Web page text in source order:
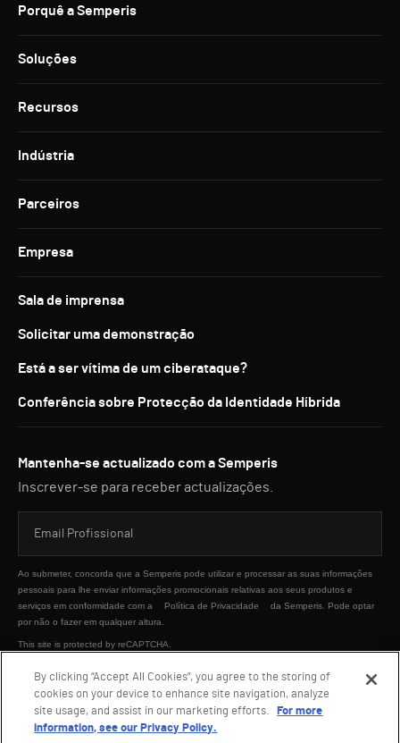
Porquê a Semperis
Soluções
Recursos
Indústria
Parceiros
Empresa
Sala de imprensa
Solicitar uma demonstração
Está a ser vítima de um ciberataque?
Conferência sobre Protecção da Identidade Híbrida
Mantenha-se actualizado com a Semperis
Inscrever-se para receber actualizações.
Ao submeter, concorda que a Semperis pode utilizar e processar as suas informações
pessoais para lhe enviar informações promocionais relativas aos seus produtos e
serviços em conformidade com a
Política de Privacidade
da Semperis. Pode optar
por não o fazer em qualquer altura.
This site is protected by reCAPTCHA.
ENVIAR
By clicking “Accept All Cookies”, you agree to the storing of
cookies on your device to enhance site navigation, analyze
site usage, and assist in our marketing efforts.
For more
information, see our Privacy Policy.